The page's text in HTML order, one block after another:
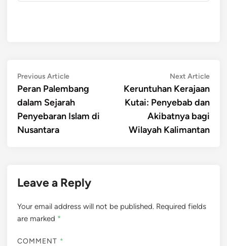
Post
navigation
Previous ArticlePrevious
article:
Peran Palembang
dalam Sejarah
Penyebaran Islam di
Nusantara
Next ArticleNext
Keruntuhan Kerajaan
Kutai: Penyebab dan
Akibatnya bagi
Wilayah Kalimantan
Leave a Reply
Your email address will not be published. Required fields
are marked *
COMMENT *